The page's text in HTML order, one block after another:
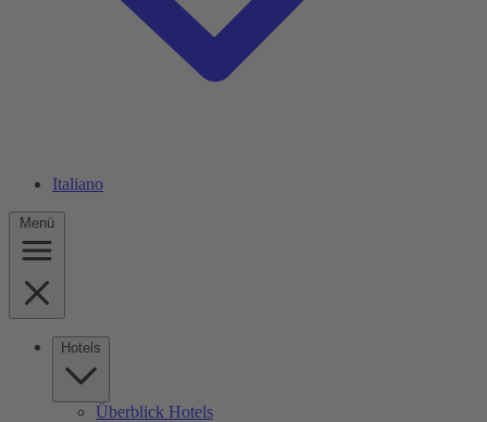
Italiano
Menü
Hotels
Überblick Hotels